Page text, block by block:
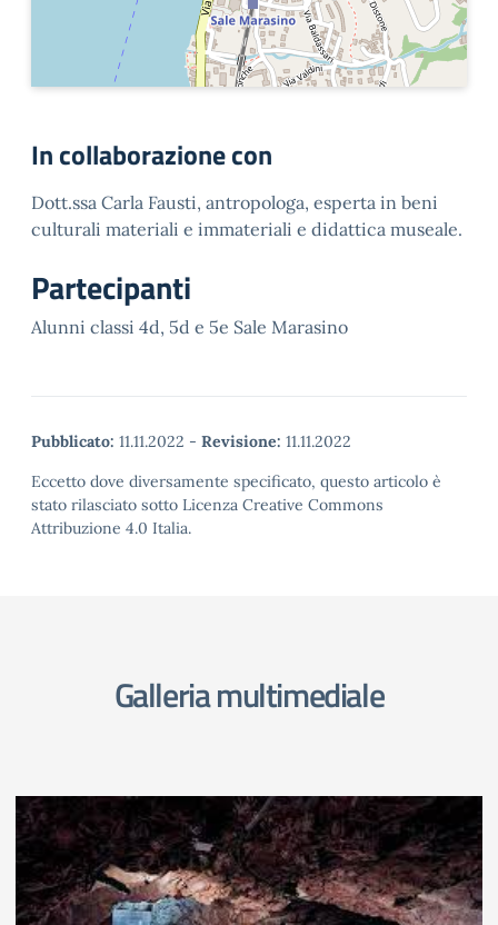
In collaborazione con
Dott.ssa Carla Fausti, antropologa, esperta in beni
culturali materiali e immateriali e didattica museale.
Partecipanti
Alunni classi 4d, 5d e 5e Sale Marasino
Pubblicato: 11.11.2022 - Revisione: 11.11.2022
Eccetto dove diversamente specificato, questo articolo è
stato rilasciato sotto Licenza Creative Commons
Attribuzione 4.0 Italia.
Galleria multimediale